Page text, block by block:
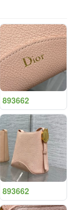
893662
893662